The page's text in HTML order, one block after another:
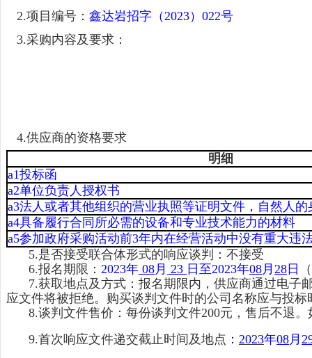
2.项目编号： 鑫达岩招字（2023） 022号
3.采购内容及要求：
4.供应商的资格要求
明细
a1投标函
a2单位负责人授权书
a3法人或者其他组织的营业执照等证明文件，自然人的
a4具备履行合同所必需的设备和专业技术能力的材料
a5参加政府采购活动前3年内在经营活动中没有重大违
5.是否接受联合体形式的响应谈判：不接受
6.报名期限 ： 2023年 08月 23 日至2023年08月 28 日
7.获取地点及方式：报名期限内，供应商通过电子
应文件将被拒绝。购买谈判文件时的公司名称应与投
8.谈判文件售价：每份谈判文件200元，售后不退
9.首次响应文件递交截止时间及地点 ： 2023年08月